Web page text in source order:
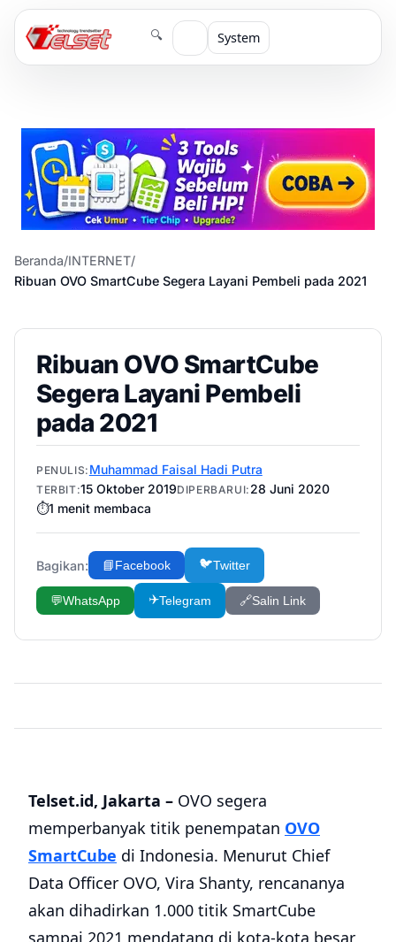
🔍 System
Beranda/INTERNET/
Ribuan OVO SmartCube Segera Layani Pembeli pada 2021
Ribuan OVO SmartCube
Segera Layani Pembeli
pada 2021
PENULIS: Muhammad Faisal Hadi Putra
TERBIT:15 Oktober 2019DIPERBARUI: 28 Juni 2020
⏱️1 menit membaca
Bagikan: 📘Facebook 🐦Twitter
💬WhatsApp ✈️Telegram 🔗Salin Link
Telset.id, Jakarta – OVO segera
memperbanyak titik penempatan OVO
SmartCube di Indonesia. Menurut Chief
Data Officer OVO, Vira Shanty, rencananya
akan dihadirkan 1.000 titik SmartCube